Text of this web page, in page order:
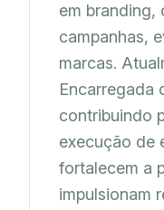
em branding,
campanhas,
marcas.
Encarregada
contribuindo
execução de
fortalecem a
impulsionam